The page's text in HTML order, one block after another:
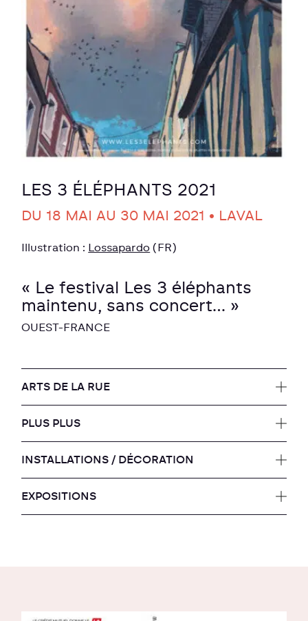
LES 3 ÉLÉPHANTS 2021
DU 18 MAI AU 30 MAI 2021 • LAVAL
Illustration : Lossapardo (FR)
« Le festival Les 3 éléphants
maintenu, sans concert… »
OUEST-FRANCE
ARTS DE LA RUE
PLUS PLUS
INSTALLATIONS / DÉCORATION
EXPOSITIONS